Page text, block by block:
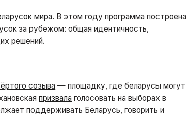
мира. В этом году программа построена
за рубежом: общая идентичность,
решений.
созыва — площадку, где беларусы могут
призвала голосовать на выборах в
поддерживать Беларусь, говорить и